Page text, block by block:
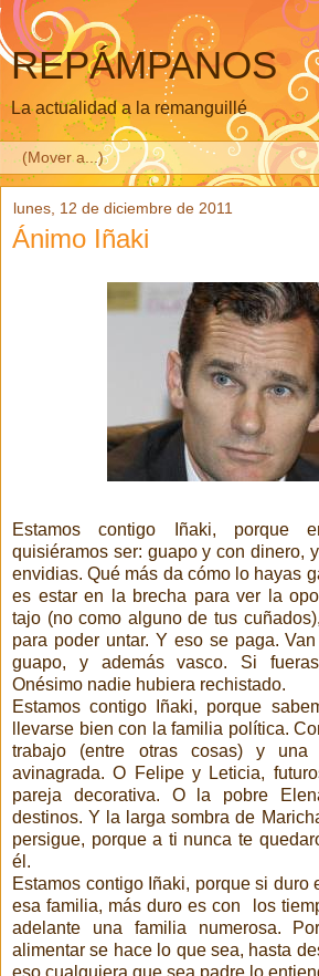
REPÁMPANOS
La actualidad a la remanguillé
lunes, 12 de diciembre de 2011
Ánimo Iñaki
Estamos contigo Iñaki, porque
quisiéramos ser: guapo y con dinero,
envidias. Qué más da cómo lo hayas
es estar en la brecha para ver la
tajo (no como alguno de tus
para poder untar. Y eso se paga.
guapo, y además vasco. Si
Onésimo nadie hubiera rechistado.
Estamos contigo Iñaki, porque
llevarse bien con la familia política.
trabajo (entre otras cosas) y una
avinagrada. O Felipe y Leticia,
pareja decorativa. O la pobre
destinos. Y la larga sombra de
persigue, porque a ti nunca te
él.
Estamos contigo Iñaki, porque si duro
esa familia, más duro es con
los
adelante una familia numerosa.
alimentar se hace lo que sea, hasta
eso cualquiera que sea padre lo